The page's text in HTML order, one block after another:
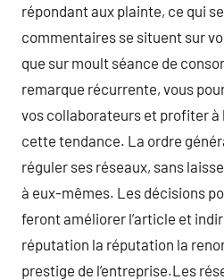
répondant aux plainte, ce qui
commentaires se situent sur
que sur moult séance de
remarque récurrente, vous
vos collaborateurs et profiter à
cette tendance. La ordre
réguler ses réseaux, sans
à eux-mêmes. Les décisions
feront améliorer l’article et
réputation la réputation la
prestige de l’entreprise.Les